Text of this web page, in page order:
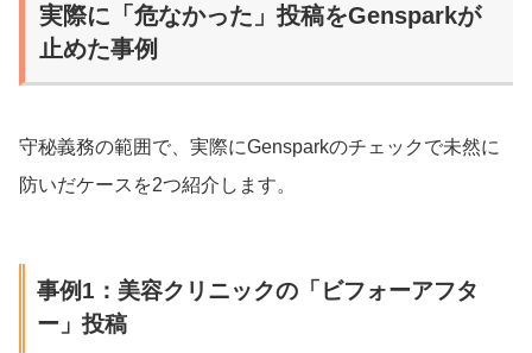
実際に「危なかった」投稿をGensparkが
止めた事例
守秘義務の範囲で、実際にGensparkのチェックで未然に
防いだケースを2つ紹介します。
事例1：美容クリニックの「ビフォーアフタ
ー」投稿